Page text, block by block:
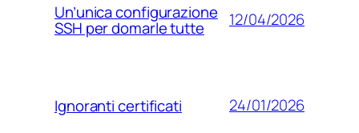
Un’unica configurazione
SSH per domarle tutte 12/04/2026
Ignoranti certificati 24/01/2026